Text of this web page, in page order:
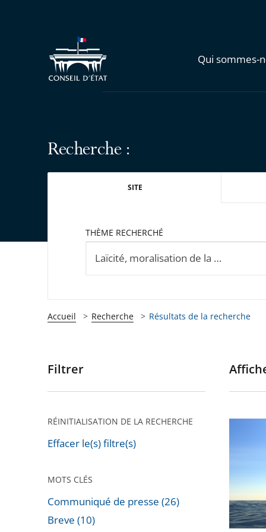
Qui sommes-
Recherche :
SITE
THÈME RECHERCHÉ
Accueil Recherche Résultats de la recherche
Passer
pour
après
Filtrer
RÉINITIALISATION DE LA RECHERCHE
Effacer le(s) filtre(s)
MOTS CLÉS
Communiqué de presse (26)
Breve (10)
rejette
un
recours
dirigé